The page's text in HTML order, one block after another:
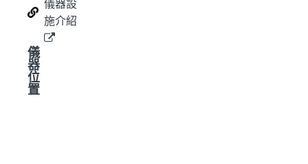
儀器設
施介紹
儀
器
位
置